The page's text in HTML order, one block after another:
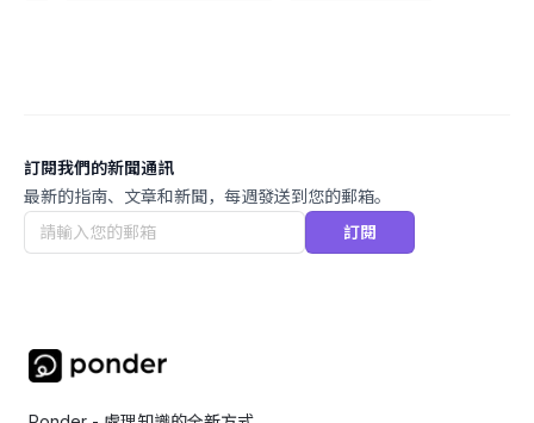
訂閱我們的新聞通訊
最新的指南、文章和新聞，每週發送到您的郵箱。
訂閱